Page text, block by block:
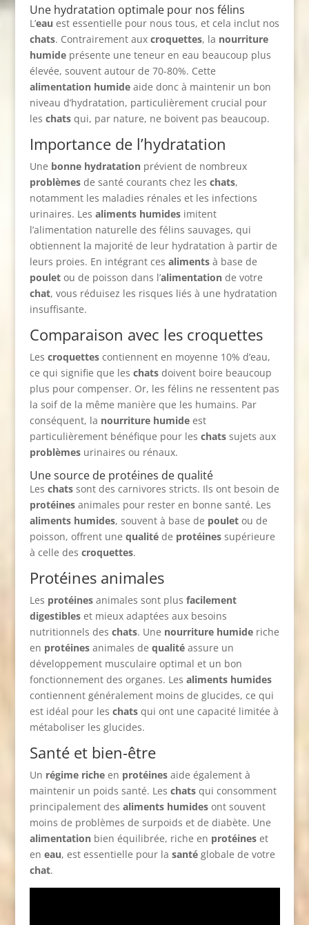
Une hydratation optimale pour nos félins
L’eau est essentielle pour nous tous, et cela inclut nos
chats. Contrairement aux croquettes, la nourriture
humideprésente une teneur en eau beaucoup plus
élevée, souvent autour de 70-80%. Cette
alimentation humideaide donc à maintenir un bon
niveau d’hydratation, particulièrement crucial pour
les chatsqui, par nature, ne boivent pas beaucoup.
Importance de l’hydratation
Une bonne hydratationprévient de nombreux
problèmesde santé courants chez les chats,
notamment les maladies rénales et les infections
urinaires. Les aliments humidesimitent
l’alimentation naturelle des félins sauvages, qui
obtiennent la majorité de leur hydratation à partir de
leurs proies. En intégrant ces alimentsà base de
pouletou de poisson dans l’alimentationde votre
chat, vous réduisez les risques liés à une hydratation
insuffisante.
Comparaison avec les croquettes
Les croquettescontiennent en moyenne 10% d’eau,
ce qui signifie que les chatsdoivent boire beaucoup
plus pour compenser. Or, les félins ne ressentent pas
la soif de la même manière que les humains. Par
conséquent, la nourriture humideest
particulièrement bénéfique pour les chatssujets aux
problèmesurinaires ou rénaux.
Une source de protéines de qualité
Les chatssont des carnivores stricts. Ils ont besoin de
protéinesanimales pour rester en bonne santé. Les
aliments humides, souvent à base de pouletou de
poisson, offrent une qualitéde protéinessupérieure
à celle des croquettes.
Protéines animales
Les protéinesanimales sont plus facilement
digestibleset mieux adaptées aux besoins
nutritionnels des chats. Une nourriture humideriche
en protéinesanimales de qualitéassure un
développement musculaire optimal et un bon
fonctionnement des organes. Les aliments humides
contiennent généralement moins de glucides, ce qui
est idéal pour les chatsqui ont une capacité limitée à
métaboliser les glucides.
Santé et bien-être
Un régime richeen protéinesaide également à
maintenir un poids santé. Les chatsqui consomment
principalement des aliments humidesont souvent
moins de problèmes de surpoids et de diabète. Une
alimentationbien équilibrée, riche en protéineset
en eau, est essentielle pour la santéglobale de votre
chat.